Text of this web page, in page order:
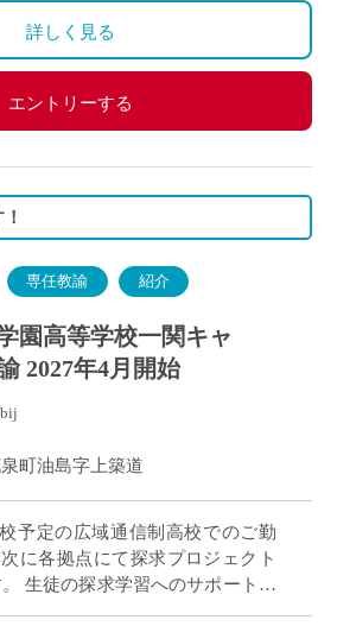
詳しく見る
エントリーする
専任教諭 紹介
園高等学校一関キャ
2027年4月開始
町油島字上築道
予定の広域通信制高校でのご勤
に各拠点にて探求プロジェクト
生徒の探求学習へのサポートに
ど、積極的にご応募ください！